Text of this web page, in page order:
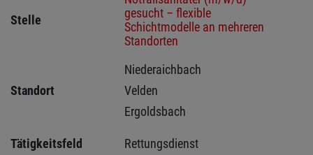
Stelle
gesucht – flexible
Schichtmodelle an mehreren
Standorten
Standort
Niederaichbach
Velden
Ergoldsbach
Tätigkeitsfeld Rettungsdienst